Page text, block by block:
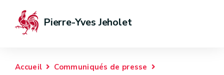
Pierre-Yves Jeholet
Accueil Communiqués de presse